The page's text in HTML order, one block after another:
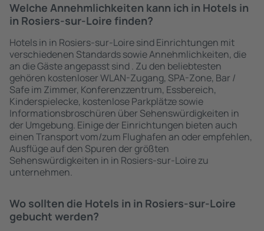
Welche Annehmlichkeiten kann ich in Hotels in
in Rosiers-sur-Loire finden?
Hotels in in Rosiers-sur-Loire sind Einrichtungen mit
verschiedenen Standards sowie Annehmlichkeiten, die
an die Gäste angepasst sind . Zu den beliebtesten
gehören kostenloser WLAN-Zugang, SPA-Zone, Bar /
Safe im Zimmer, Konferenzzentrum, Essbereich,
Kinderspielecke, kostenlose Parkplätze sowie
Informationsbroschüren über Sehenswürdigkeiten in
der Umgebung. Einige der Einrichtungen bieten auch
einen Transport vom/zum Flughafen an oder empfehlen,
Ausflüge auf den Spuren der größten
Sehenswürdigkeiten in in Rosiers-sur-Loire zu
unternehmen.
Wo sollten die Hotels in in Rosiers-sur-Loire
gebucht werden?